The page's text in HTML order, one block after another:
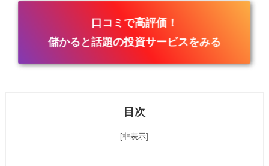
口コミで高評価！
儲かると話題の投資サービスをみる
目次
[非表示]